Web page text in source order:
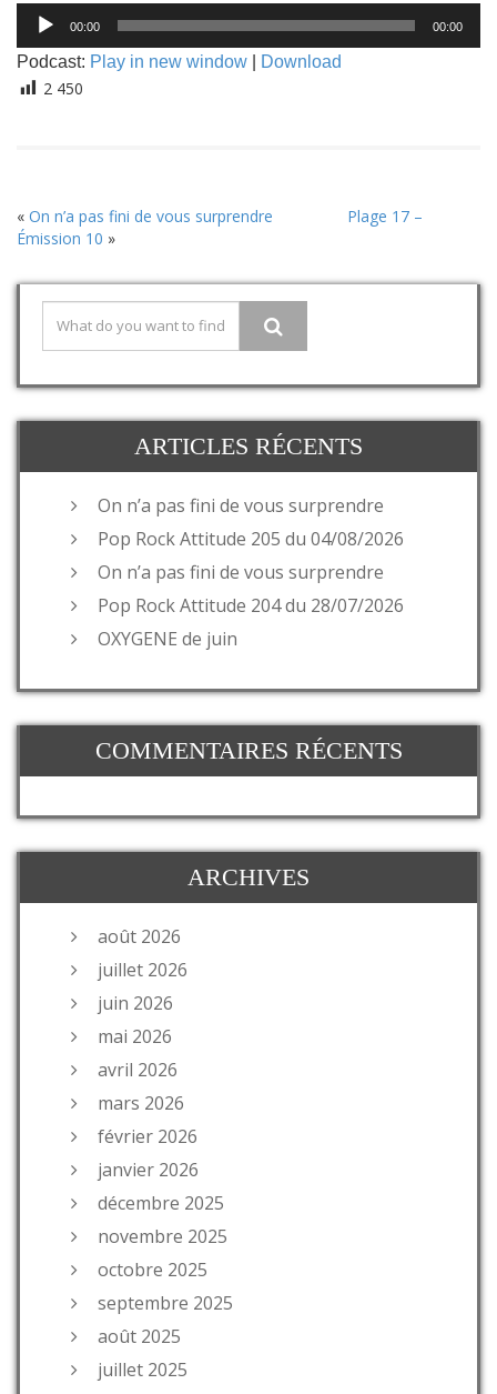
Lecteur
audio
00:00 00:00
Podcast: Play in new window Download
2 450
« On n’a pas fini de vous surprendre
Plage 17 –
Émission 10 »
ARTICLES RÉCENTS
On n’a pas fini de vous surprendre
Pop Rock Attitude 205 du 04/08/2026
On n’a pas fini de vous surprendre
Pop Rock Attitude 204 du 28/07/2026
OXYGENE de juin
COMMENTAIRES RÉCENTS
ARCHIVES
août 2026
juillet 2026
juin 2026
mai 2026
avril 2026
mars 2026
février 2026
janvier 2026
décembre 2025
novembre 2025
octobre 2025
septembre 2025
août 2025
juillet 2025